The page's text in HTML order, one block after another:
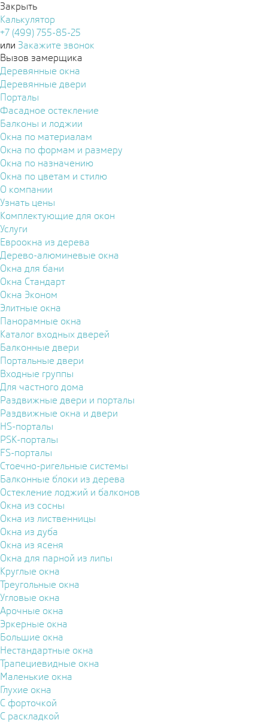
Закрыть
Калькулятор
+7 (499) 755-85-25
или Закажите звонок
Вызов замерщика
Деревянные окна
Деревянные двери
Порталы
Фасадное остекление
Балконы и лоджии
Окна по материалам
Окна по формам и размеру
Окна по назначению
Окна по цветам и стилю
О компании
Узнать цены
Комплектующие для окон
Услуги
Евроокна из дерева
Дерево-алюминевые окна
Окна для бани
Окна Стандарт
Окна Эконом
Элитные окна
Панорамные окна
Каталог входных дверей
Балконные двери
Портальные двери
Входные группы
Для частного дома
Раздвижные двери и порталы
Раздвижные окна и двери
HS-порталы
PSK-порталы
FS-порталы
Стоечно-ригельные системы
Балконные блоки из дерева
Остекление лоджий и балконов
Окна из сосны
Окна из лиственницы
Окна из дуба
Окна из ясеня
Окна для парной из липы
Круглые окна
Треугольные окна
Угловые окна
Арочные окна
Эркерные окна
Большие окна
Нестандартные окна
Трапециевидные окна
Маленькие окна
Глухие окна
С форточкой
С раскладкой